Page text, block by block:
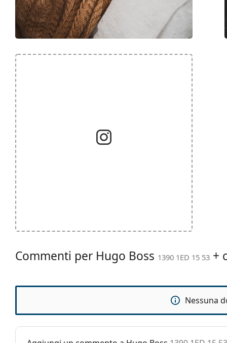
Commenti per Hugo Boss 1390 1ED 15 53 +
Nessuna